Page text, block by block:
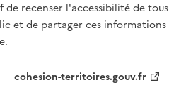
de recenser l'accessibilité de tous
et de partager ces informations
cohesion-territoires.gouv.fr